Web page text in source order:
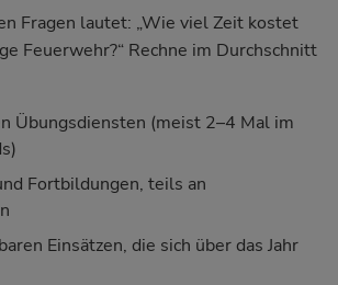
Fragen lautet: „Wie viel Zeit kostet
Feuerwehr?“ Rechne im Durchschnitt
Übungsdiensten (meist 2–4 Mal im
Fortbildungen, teils an
Einsätzen, die sich über das Jahr